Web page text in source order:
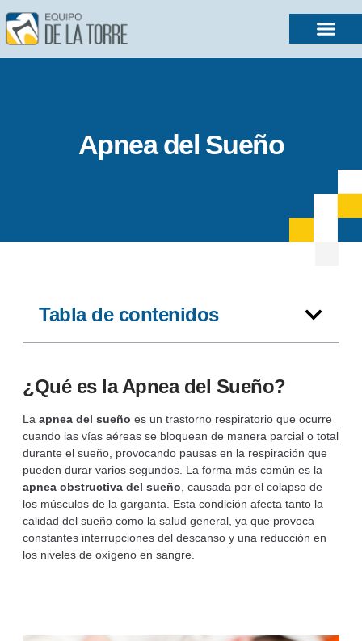
Apnea del Sueño
Tabla de contenidos
¿Qué es la Apnea del Sueño?
La apnea del sueño es un trastorno respiratorio que ocurre
cuando las vías aéreas se bloquean de manera parcial o total
durante el sueño, provocando pausas en la respiración que
pueden durar varios segundos. La forma más común es la
apnea obstructiva del sueño, causada por el colapso de
los músculos de la garganta. Esta condición afecta tanto la
calidad del sueño como la salud general, ya que provoca
constantes interrupciones del descanso y una reducción en
los niveles de oxígeno en sangre.